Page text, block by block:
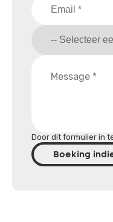
Door dit formulier in
Boeking